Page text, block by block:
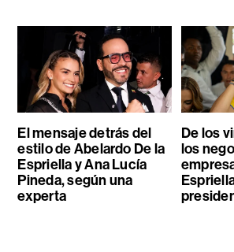
El mensaje detrás del
estilo de Abelardo De la
Espriella y Ana Lucía
Pineda, según una
experta
De los
los